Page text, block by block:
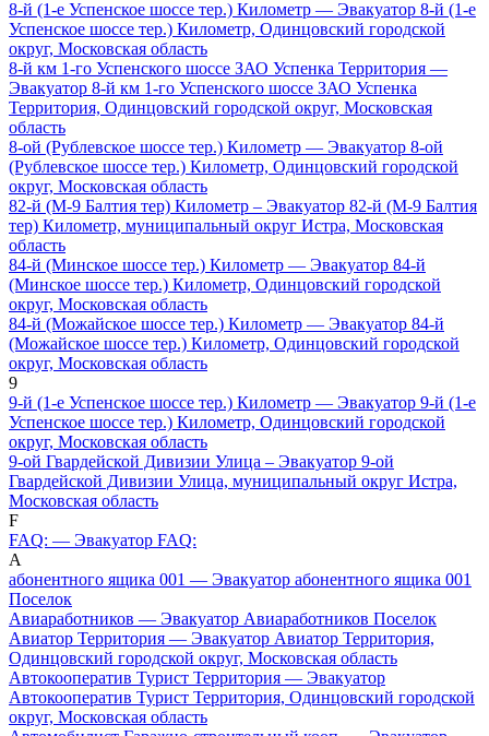
8-й (1-е Успенское шоссе тер.) Километр — Эвакуатор 8-й (1-е
Успенское шоссе тер.) Километр, Одинцовский городской
округ, Московская область
8-й км 1-го Успенского шоссе ЗАО Успенка Территория —
Эвакуатор 8-й км 1-го Успенского шоссе ЗАО Успенка
Территория, Одинцовский городской округ, Московская
область
8-ой (Рублевское шоссе тер.) Километр — Эвакуатор 8-ой
(Рублевское шоссе тер.) Километр, Одинцовский городской
округ, Московская область
82-й (М-9 Балтия тер) Километр – Эвакуатор 82-й (М-9 Балтия
тер) Километр, муниципальный округ Истра, Московская
область
84-й (Минское шоссе тер.) Километр — Эвакуатор 84-й
(Минское шоссе тер.) Километр, Одинцовский городской
округ, Московская область
84-й (Можайское шоссе тер.) Километр — Эвакуатор 84-й
(Можайское шоссе тер.) Километр, Одинцовский городской
округ, Московская область
9
9-й (1-е Успенское шоссе тер.) Километр — Эвакуатор 9-й (1-е
Успенское шоссе тер.) Километр, Одинцовский городской
округ, Московская область
9-ой Гвардейской Дивизии Улица – Эвакуатор 9-ой
Гвардейской Дивизии Улица, муниципальный округ Истра,
Московская область
F
FAQ: — Эвакуатор FAQ:
А
абонентного ящика 001 — Эвакуатор абонентного ящика 001
Поселок
Авиаработников — Эвакуатор Авиаработников Поселок
Авиатор Территория — Эвакуатор Авиатор Территория,
Одинцовский городской округ, Московская область
Автокооператив Турист Территория — Эвакуатор
Автокооператив Турист Территория, Одинцовский городской
округ, Московская область